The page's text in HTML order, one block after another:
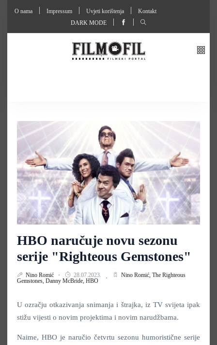
O nama Impressum Uvjeti korištenja
Kontakt
DARK MODE
HBO naručuje novu sezonu
serije "Righteous Gemstones"
Nino Romić 28.07.2023. Nino Romić, The Righteous
Gemstones, Danny McBride, HBO
U ozračju otkazivanja snimanja i štrajka, iz TV svijeta ipak
stižu vijesti o novim projektima i novim narudžbama.
Naime, HBO je naručio četvrtu sezonu humoristične serije